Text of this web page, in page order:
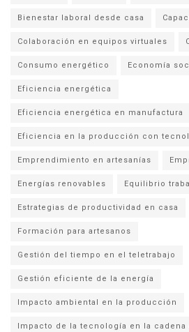
Bienestar laboral desde casa
Colaboración en equipos virtuales
Consumo energético Economía
Eficiencia energética
Eficiencia energética en manufactura
Eficiencia en la producción con
Emprendimiento en artesanías
Energías renovables Equilibrio
Estrategias de productividad en casa
Formación para artesanos
Gestión del tiempo en el teletrabajo
Gestión eficiente de la energía
Impacto ambiental en la producción
Impacto de la tecnología en la cadena